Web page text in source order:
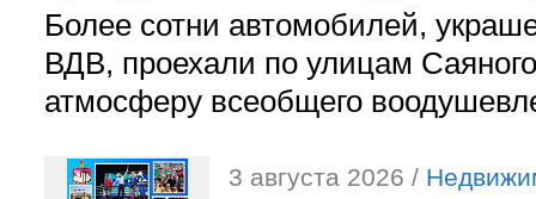
Более сотни автомобилей,
ВДВ, проехали по улицам
атмосферу всеобщего
3 августа 2026 /